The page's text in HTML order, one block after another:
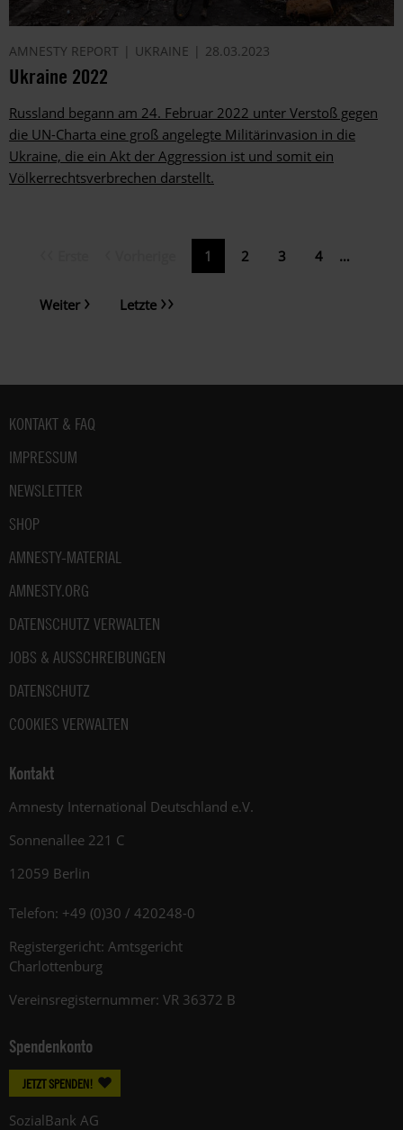
AMNESTY REPORT UKRAINE 28.03.2023
Ukraine 2022
Russland begann am 24. Februar 2022 unter Verstoß gegen
die UN-Charta eine groß angelegte Militärinvasion in die
Ukraine, die ein Akt der Aggression ist und somit ein
Völkerrechtsverbrechen darstellt.
Aktuelle
Seite
1 Page
2 Page
3 Page
4 …
Nächste
Weiter
Letzte
Letzte
Fußbereich
KONTAKT & FAQ
IMPRESSUM
NEWSLETTER
SHOP
AMNESTY-MATERIAL
AMNESTY.ORG
DATENSCHUTZ VERWALTEN
JOBS & AUSSCHREIBUNGEN
DATENSCHUTZ
COOKIES VERWALTEN
Kontakt
Amnesty International Deutschland e.V.
Sonnenallee 221 C
12059 Berlin
Telefon: +49 (0)30 / 420248-0
Registergericht: Amtsgericht
Charlottenburg
Vereinsregisternummer: VR 36372 B
Spendenkonto
JETZT SPENDEN!
SozialBank AG